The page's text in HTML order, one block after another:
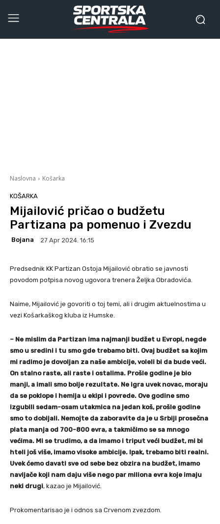
Naslovna Košarka
KOŠARKA
Mijailović pričao o budžetu
Partizana pa pomenuo i Zvezdu
Bojana 27 Apr 2024. 16:15
Predsednik KK Partizan Ostoja Mijailović obratio se javnosti
povodom potpisa novog ugovora trenera Željka Obradovića.
Naime, Mijailović je govoriti o toj temi, ali i drugim aktuelnostima u
vezi Košarkaškog kluba iz Humske.
– Ne mislim da Partizan ima najmanji budžet u Evropi, negde
smo u sredini i tu smo gde trebamo biti. Ovaj budžet sa kojim
mi radimo je dovoljan za naše ambicije, voleli bi da bude veći.
On stalno raste, ali raste i ostalima. Prošle godine je bio
manji, a imali smo bolje rezultate. Ne igra uvek novac, moraju
da se poklope i hemija u ekipi i povrede. Ove godine smo
izgubili sedam-osam utakmica na jedan koš, prošle godine
smo to dobijali. Nemojte da zaboravite da je u Srbiji prosečna
plata manja od 700-800 evra, a takmičimo se sa mnogo
većima. Mi se trudimo, a da imamo i triput veći budžet, mi bi
hteli još više, imamo visoke ambicije. Ipak, trebamo biti realni.
Uvek ćemo davati sve od sebe bez obzira na budžet, imamo
navijače koji nam daju više nego par miliona evra koje imaju
neki drugi, kazao je Mijailović.
Prokomentarisao je i odnos sa Crvenom zvezdom.